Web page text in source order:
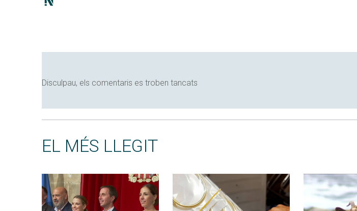
Disculpau, els comentaris es troben tancats
EL MÉS LLEGIT